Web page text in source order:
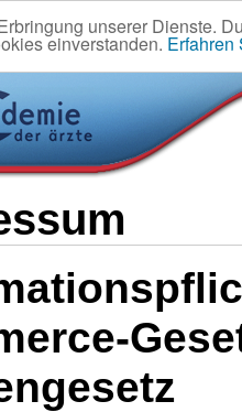
unserer Dienste.
einverstanden. Erfahren